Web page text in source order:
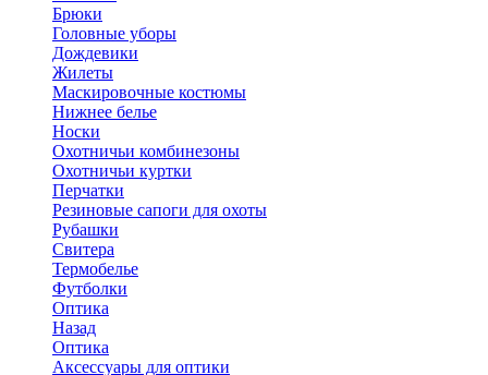
Брюки
Головные уборы
Дождевики
Жилеты
Маскировочные костюмы
Нижнее белье
Носки
Охотничьи комбинезоны
Охотничьи куртки
Перчатки
Резиновые сапоги для охоты
Рубашки
Свитера
Термобелье
Футболки
Оптика
Назад
Оптика
Аксессуары для оптики